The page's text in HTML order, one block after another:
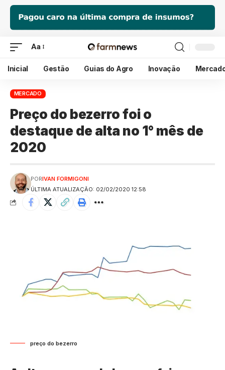
Aa
Inicial Gestão Guias do Agro Inovação
MERCADO
Preço do bezerro foi o
destaque de alta no 1° mês de
2020
ÚLTIMA ATUALIZAÇÃO: 02/02/2020 12:58
PORIVAN FORMIGONI
preço do bezerro